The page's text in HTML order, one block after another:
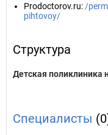
Prodoctorov.ru: /
pihtovoy/
Структура
Детская поликлиника
Специалисты